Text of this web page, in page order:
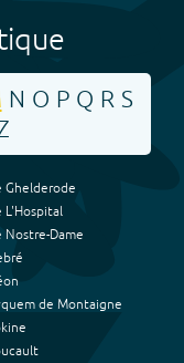
N O P Q R S
Ghelderode
L'Hospital
Nostre-Dame
de Montaigne